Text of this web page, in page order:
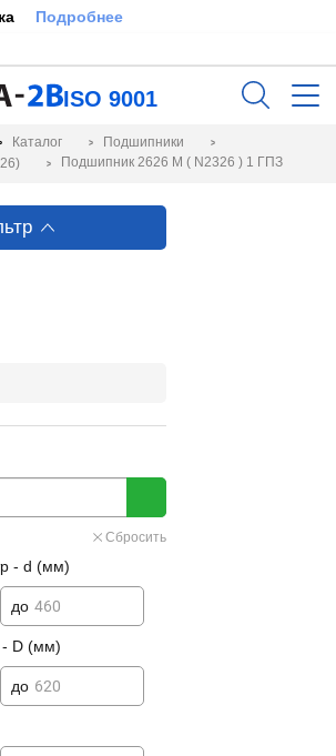
Подробнее
ISO 9001
Каталог
Подшипники
Подшипник 2626 М ( N2326 ) 1 ГПЗ
Сбросить
- d (мм)
до
- D (мм)
до